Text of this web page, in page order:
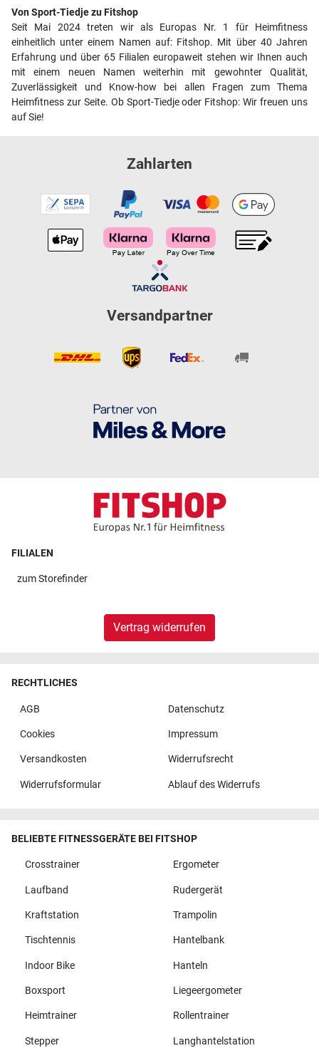
Von Sport-Tiedje zu Fitshop
Seit Mai 2024 treten wir als Europas Nr. 1 für Heimfitness
einheitlich unter einem Namen auf: Fitshop. Mit über 40 Jahren
Erfahrung und über 65 Filialen europaweit stehen wir Ihnen auch
mit einem neuen Namen weiterhin mit gewohnter Qualität,
Zuverlässigkeit und Know-how bei allen Fragen zum Thema
Heimfitness zur Seite. Ob Sport-Tiedje oder Fitshop: Wir freuen uns
auf Sie!
Zahlarten
Versandpartner
FILIALEN
zumStorefinder
Vertrag widerrufen
RECHTLICHES
AGB Datenschutz
Cookies Impressum
Versandkosten Widerrufsrecht
Widerrufsformular Ablauf des Widerrufs
BELIEBTE FITNESSGERÄTE BEI FITSHOP
Crosstrainer Ergometer
Laufband Rudergerät
Kraftstation Trampolin
Tischtennis Hantelbank
Indoor Bike Hanteln
Boxsport Liegeergometer
Heimtrainer Rollentrainer
Stepper Langhantelstation